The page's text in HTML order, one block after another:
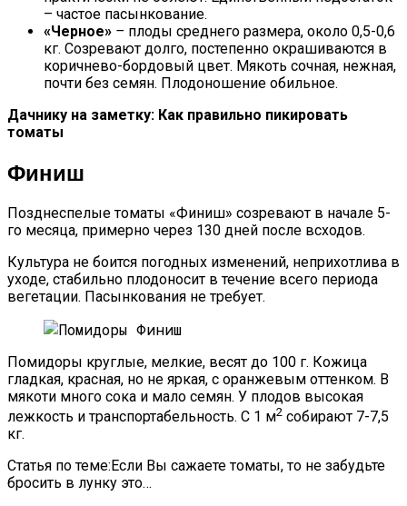
– частое пасынкование.
«Черное» – плоды среднего размера, около 0,5-0,6
кг. Созревают долго, постепенно окрашиваются в
коричнево-бордовый цвет. Мякоть сочная, нежная,
почти без семян. Плодоношение обильное.
Дачнику на заметку: Как правильно пикировать
томаты
Финиш
Позднеспелые томаты «Финиш» созревают в начале 5-
го месяца, примерно через 130 дней после всходов.
Культура не боится погодных изменений, неприхотлива в
уходе, стабильно плодоносит в течение всего периода
вегетации. Пасынкования не требует.
Помидоры круглые, мелкие, весят до 100 г. Кожица
гладкая, красная, но не яркая, с оранжевым оттенком. В
мякоти много сока и мало семян. У плодов высокая
лежкость и транспортабельность. С 1 м2 собирают 7-7,5
кг.
Статья по теме:Если Вы сажаете томаты, то не забудьте
бросить в лунку это…